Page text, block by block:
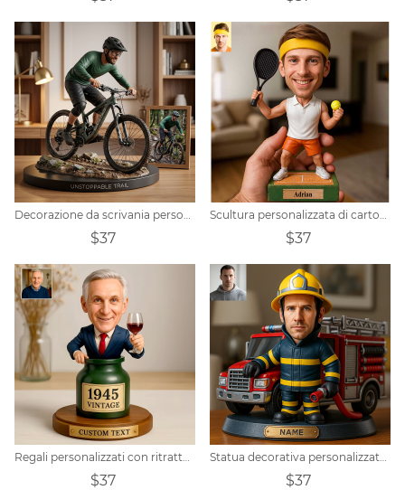
Decorazione da scrivania personalizzata a tema ciclistico
$37
Scultura personalizzata di cartoni animati sportivi da tennis
$37
Regali personalizzati con ritratto maschile
$37
Statua decorativa personalizzata con foto di un pompiere
$37